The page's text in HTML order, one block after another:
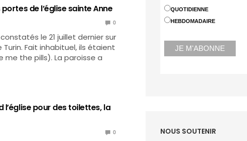
de l’église sainte Anne
0
le 21 juillet dernier sur
Fait inhabituel, ils étaient
the pills). La paroisse a
l’église pour des toilettes, la
0
QUOTIDIENNE
HEBDOMADAIRE
NOUS SOUTENIR